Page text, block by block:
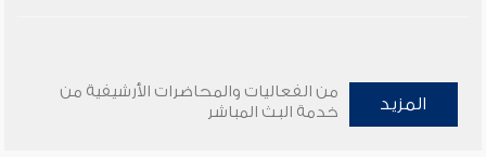
المزيد
من الفعاليات والمحاضرات الأرشيفية من
خدمة البث المباشر